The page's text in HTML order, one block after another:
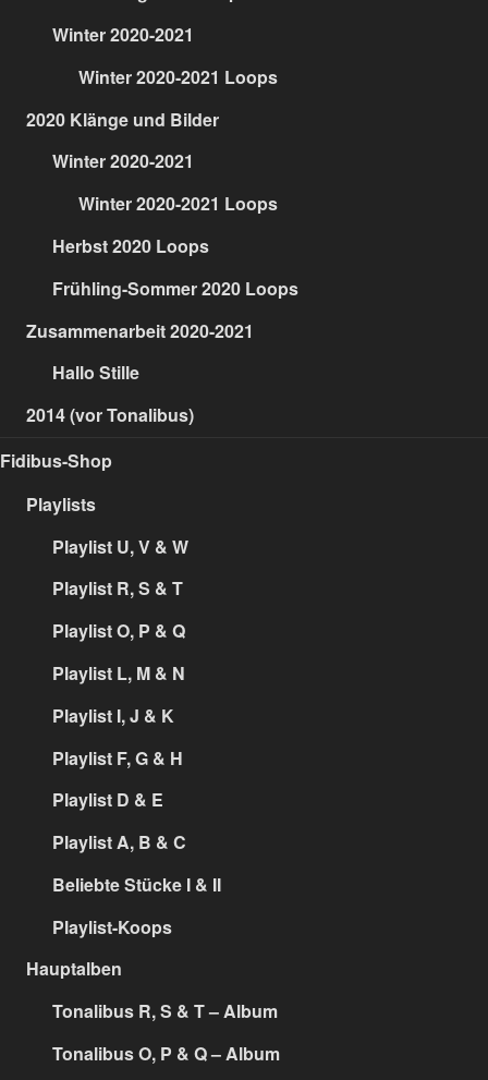
Winter 2020-2021
Winter 2020-2021 Loops
2020 Klänge und Bilder
Winter 2020-2021
Winter 2020-2021 Loops
Herbst 2020 Loops
Frühling-Sommer 2020 Loops
Zusammenarbeit 2020-2021
Hallo Stille
2014 (vor Tonalibus)
Fidibus-Shop
Playlists
Playlist U, V & W
Playlist R, S & T
Playlist O, P & Q
Playlist L, M & N
Playlist I, J & K
Playlist F, G & H
Playlist D & E
Playlist A, B & C
Beliebte Stücke I & II
Playlist-Koops
Hauptalben
Tonalibus R, S & T – Album
Tonalibus O, P & Q – Album